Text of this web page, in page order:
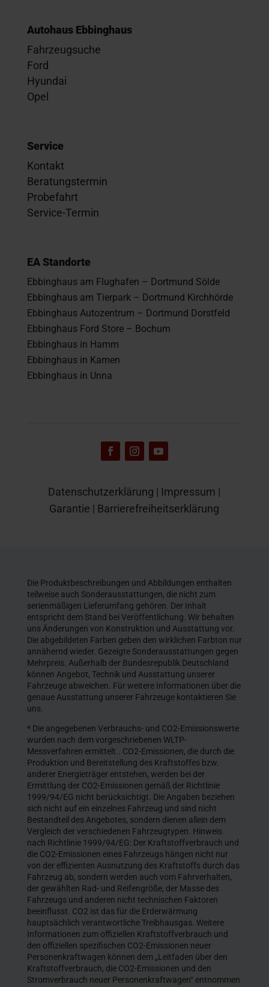
Autohaus Ebbinghaus
Fahrzeugsuche
Ford
Hyundai
Opel
Service
Kontakt
Beratungstermin
Probefahrt
Service-Termin
EA Standorte
Ebbinghaus am Flughafen – Dortmund Sölde
Ebbinghaus am Tierpark – Dortmund Kirchhörde
Ebbinghaus Autozentrum – Dortmund Dorstfeld
Ebbinghaus Ford Store – Bochum
Ebbinghaus in Hamm
Ebbinghaus in Kamen
Ebbinghaus in Unna
Datenschutzerklärung | Impressum |
Garantie | Barrierefreiheitserklärung
Die Produktbeschreibungen und Abbildungen enthalten
teilweise auch Sonderausstattungen, die nicht zum
serienmäßigen Lieferumfang gehören. Der Inhalt
entspricht dem Stand bei Veröffentlichung. Wir behalten
uns Änderungen von Konstruktion und Ausstattung vor.
Die abgebildeten Farben geben den wirklichen Farbton nur
annähernd wieder. Gezeigte Sonderausstattungen gegen
Mehrpreis. Außerhalb der Bundesrepublik Deutschland
können Angebot, Technik und Ausstattung unserer
Fahrzeuge abweichen. Für weitere Informationen über die
genaue Ausstattung unserer Fahrzeuge kontaktieren Sie
uns.
* Die angegebenen Verbrauchs- und CO2-Emissionswerte
wurden nach dem vorgeschriebenen WLTP-
Messverfahren ermittelt.. CO2-Emissionen, die durch die
Produktion und Bereitstellung des Kraftstoffes bzw.
anderer Energieträger entstehen, werden bei der
Ermittlung der CO2-Emissionen gemäß der Richtlinie
1999/94/EG nicht berücksichtigt. Die Angaben beziehen
sich nicht auf ein einzelnes Fahrzeug und sind nicht
Bestandteil des Angebotes, sondern dienen allein dem
Vergleich der verschiedenen Fahrzeugtypen. Hinweis
nach Richtlinie 1999/94/EG: Der Kraftstoffverbrauch und
die CO2-Emissionen eines Fahrzeugs hängen nicht nur
von der effizienten Ausnutzung des Kraftstoffs durch das
Fahrzeug ab, sondern werden auch vom Fahrverhalten,
der gewählten Rad- und Reifengröße, der Masse des
Fahrzeugs und anderen nicht technischen Faktoren
beeinflusst. CO2 ist das für die Erderwärmung
hauptsächlich verantwortliche Treibhausgas. Weitere
Informationen zum offiziellen Kraftstoffverbrauch und
den offiziellen spezifischen CO2-Emissionen neuer
Personenkraftwagen können dem „Leitfaden über den
Kraftstoffverbrauch, die CO2-Emissionen und den
Stromverbrauch neuer Personenkraftwagen“ entnommen